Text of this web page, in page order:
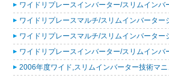
ワイドリプレースインバーター/スリムイン
ワイドリプレースマルチ/スリムインバータ
ワイドリプレースマルチ/スリムインバータ
ワイドリプレースインバーター/スリムイン
2006年度ワイド,スリムインバーター技術マ